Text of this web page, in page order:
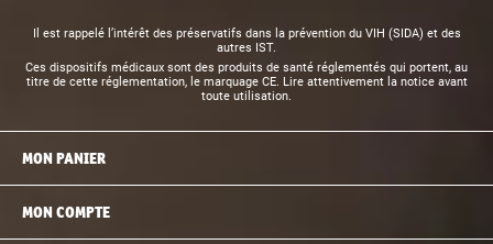
Il est rappelé l’intérêt des préservatifs dans la prévention du VIH (SIDA) et des
autres IST.
Ces dispositifs médicaux sont des produits de santé réglementés qui portent, au
titre de cette réglementation, le marquage CE. Lire attentivement la notice avant
toute utilisation.
MON PANIER
MON COMPTE